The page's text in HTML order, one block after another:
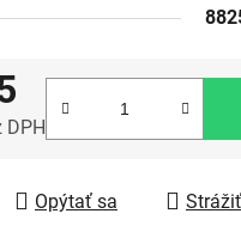
DPH
Opýtať sa Strážiť